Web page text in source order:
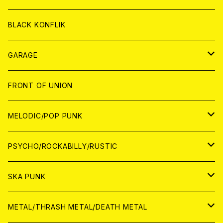
ANALOG
ANALOG
CD
ANALOG
BLACK KONFLIK
GARAGE
JAPAN
アナログ
CD
WORLD
アナログ
CD
FRONT OF UNION
MELODIC/POP PUNK
JAPAN
CD
ANALOG
WORLD
CD
PSYCHO/ROCKABILLY/RUSTIC
JAPAN
CD
WORLD
SKA PUNK
JAPAN
METAL/THRASH METAL/DEATH METAL